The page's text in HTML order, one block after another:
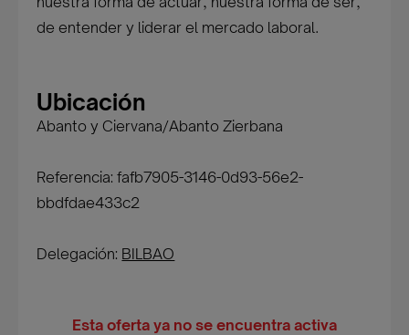
de entender y liderar el mercado laboral.
Ubicación
Abanto y Ciervana/Abanto Zierbana
Referencia: fafb7905-3146-0d93-56e2-
bbdfdae433c2
Delegación: BILBAO
Esta oferta ya no se encuentra activa